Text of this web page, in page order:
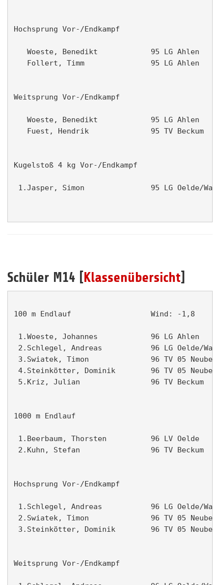
Hochsprung Vor-/Endkampf
Woeste, Benedikt            95 LG Ahlen
Follert, Timm               95 LG Ahlen
Weitsprung Vor-/Endkampf
Woeste, Benedikt            95 LG
Fuest, Hendrik              95 TV
Kugelstoß 4 kg Vor-/Endkampf
1.Jasper, Simon               95 LG Oelde/
Schüler M14 [Klassenübersicht]
100 m Endlauf                  Wind: -1,8
1.Woeste, Johannes            96 LG
2.Schlegel, Andreas           96 LG Oelde/
3.Swiatek, Timon              96 TV 05
4.Steinkötter, Dominik        96 TV 05
5.Kriz, Julian                96 TV
1000 m Endlauf
1.Beerbaum, Thorsten          96 LV
2.Kuhn, Stefan                96 TV
Hochsprung Vor-/Endkampf
1.Schlegel, Andreas           96 LG Oelde/
2.Swiatek, Timon              96 TV 05
3.Steinkötter, Dominik        96 TV 05
Weitsprung Vor-/Endkampf